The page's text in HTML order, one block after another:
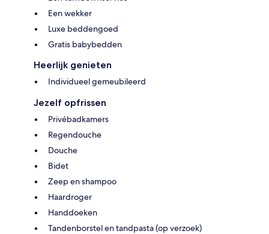
Een wekker
Luxe beddengoed
Gratis babybedden
Heerlijk genieten
Individueel gemeubileerd
Jezelf opfrissen
Privébadkamers
Regendouche
Douche
Bidet
Zeep en shampoo
Haardroger
Handdoeken
Tandenborstel en tandpasta (op verzoek)